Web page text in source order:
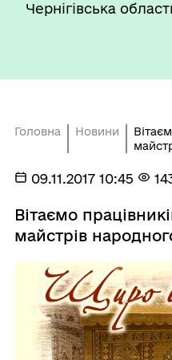
Чернігівська
Головна Новини
09.11.2017 10:45
Вітаємо
майстрів